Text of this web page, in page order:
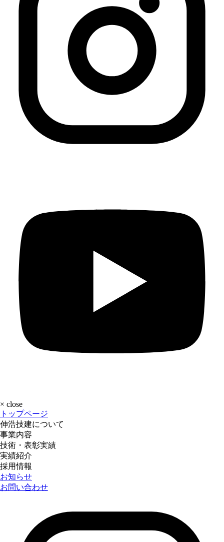
× close
トップページ
伸浩技建について
事業内容
技術・表彰実績
実績紹介
採用情報
お知らせ
お問い合わせ